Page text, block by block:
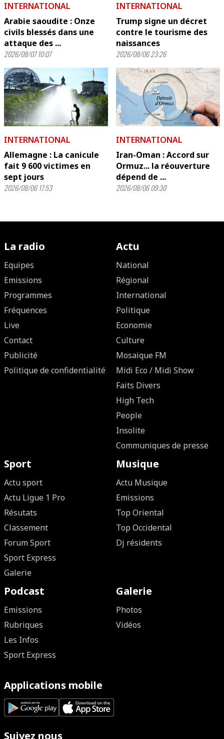
INTERNATIONAL
Arabie saoudite : Onze
civils blessés dans une
attaque des ...
2026/08/07 10:07
INTERNATIONAL
Trump signe un décret
contre le tourisme des
naissances
2026/08/06 23:26
INTERNATIONAL
Allemagne : La canicule
fait 9 600 victimes en
sept jours
2026/08/06 17:53
INTERNATIONAL
Iran-Oman : Accord sur
Ormuz... la réouverture
dépend de ...
2026/08/06 09:30
La radio
Equipes
Emissions
Programmes
Fréquences
Live
Contact
Publicité
Politique de confidentialité
Actu
National
Régional
International
Politique
Economie
Culture
Mosaique FM
Midi Eco / Midi Show
Faits Divers
High Tech
People
Insolite
Communiques de presse
Sport
Actu sport
Actu Ligue 1 Pro
Résutats
Classement
Forum Sport
Sport Express
Galerie
Musique
Actu Musique
Emissions
Top Oriental
Top Occidental
Dj résidents
Podcast
Emissions
Rubriques
Les Infos
Sport Express
Galerie
Photos
Vidéos
Applications mobile
Suivez nous